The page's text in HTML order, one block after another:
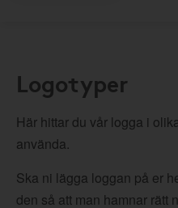
Logotyper
Här hittar du vår logga i
använda.
Ska ni lägga loggan på er
den så att man hamnar rätt